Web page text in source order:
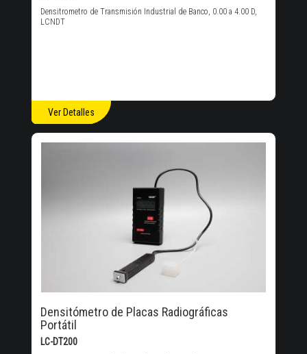
Densitrometro de Transmisión Industrial de Banco, 0.00 a 4.00 D,
LCNDT
Ver Detalles
Densitómetro de Placas Radiográficas
Portátil
LC-DT200